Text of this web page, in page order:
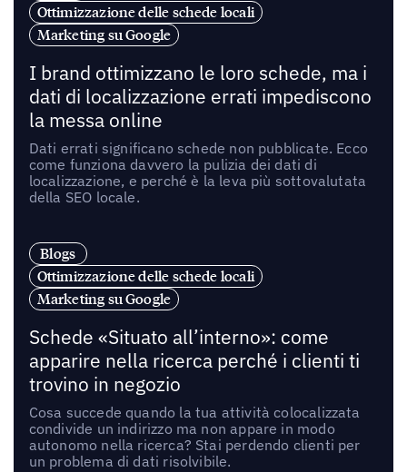
Ottimizzazione delle schede locali
Marketing su Google
I brand ottimizzano le loro schede, ma i
dati di localizzazione errati impediscono
la messa online
Dati errati significano schede non pubblicate. Ecco
come funziona davvero la pulizia dei dati di
localizzazione, e perché è la leva più sottovalutata
della SEO locale.
Blogs
Ottimizzazione delle schede locali
Marketing su Google
Schede «Situato all’interno»: come
apparire nella ricerca perché i clienti ti
trovino in negozio
Cosa succede quando la tua attività colocalizzata
condivide un indirizzo ma non appare in modo
autonomo nella ricerca? Stai perdendo clienti per
un problema di dati risolvibile.